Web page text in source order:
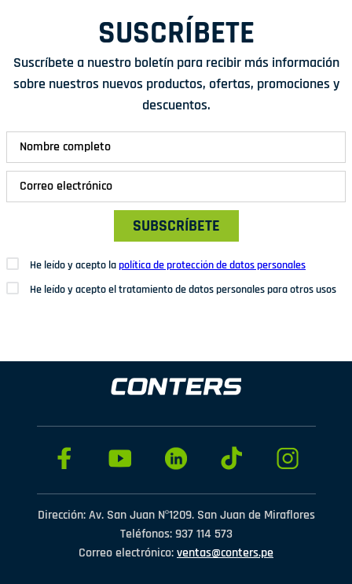
SUSCRÍBETE
Suscríbete a nuestro boletín para recibir más información
sobre nuestros nuevos productos, ofertas, promociones y
descuentos.
SUBSCRÍBETE
He leído y acepto lapolítica de protección de datos personales
He leído y acepto el tratamiento de datos personales para otros usos
Dirección: Av. San Juan Nº1209. San Juan de Miraflores
Teléfonos: 937 114 573
Correo electrónico:ventas@conters.pe